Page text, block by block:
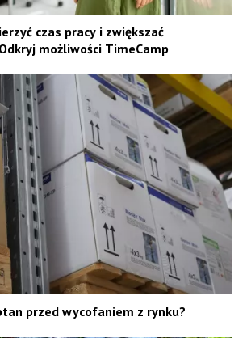
czas pracy i zwiększać
możliwości TimeCamp
przed wycofaniem z rynku?